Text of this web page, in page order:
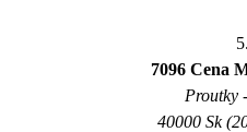
7096 Cena
Proutky
40000 Sk